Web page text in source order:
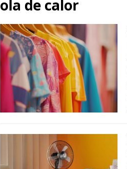
ola de calor